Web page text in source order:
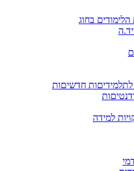
הלימודים בחוג
חדשיםות
למידה